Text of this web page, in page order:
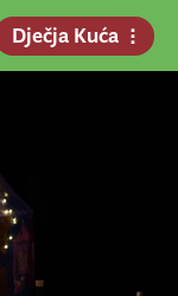
Dječja Kuća